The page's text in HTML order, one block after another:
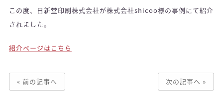
この度、日新堂印刷株式会社が株式会社shicoo様の事例にて紹介
されました。
紹介ページはこちら
« 前の記事へ 次の記事へ »